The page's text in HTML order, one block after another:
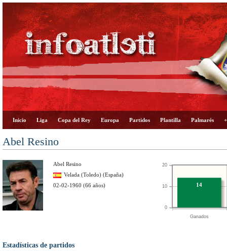
Inicio Liga Copa del Rey Europa Partidos Plantilla Palmarés
Abel Resino
Ganados
0
10
20
14
Abel Resino
Velada (Toledo) (España)
02-02-1960 (66 años)
Estadísticas de partidos